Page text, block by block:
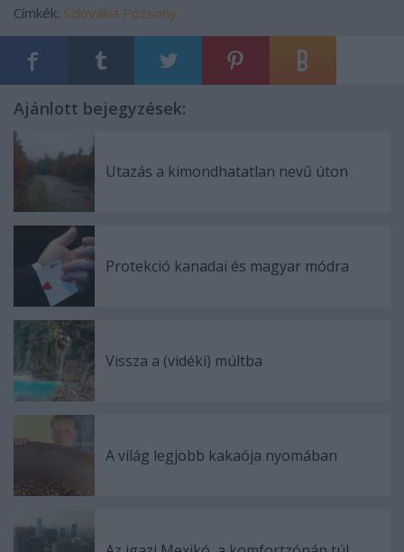
Címkék: Szlovákia Pozsony
Ajánlott bejegyzések:
Utazás a kimondhatatlan nevű úton
Protekció kanadai és magyar módra
Vissza a (vidéki) múltba
A világ legjobb kakaója nyomában